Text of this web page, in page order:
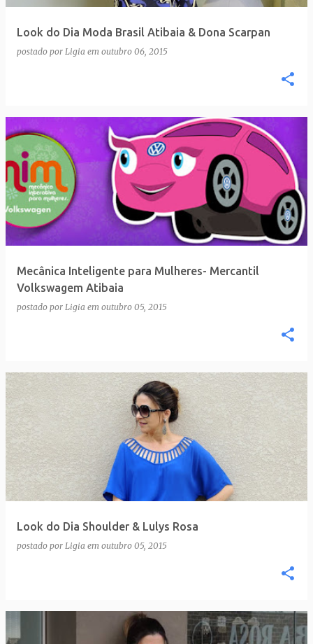
Look do Dia Moda Brasil Atibaia & Dona Scarpan
postado por Ligia em outubro 06, 2015
Mecânica Inteligente para Mulheres- Mercantil
Volkswagem Atibaia
postado por Ligia em outubro 05, 2015
Look do Dia Shoulder & Lulys Rosa
postado por Ligia em outubro 05, 2015